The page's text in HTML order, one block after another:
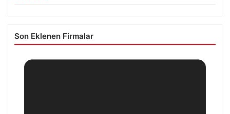
Son Eklenen Firmalar